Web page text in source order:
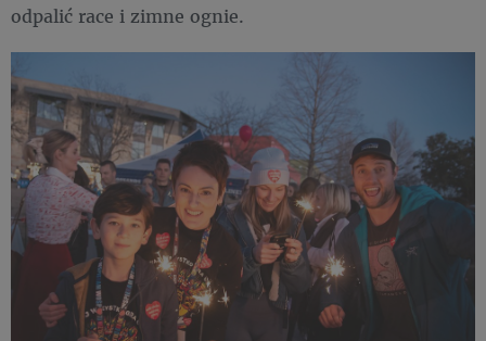
odpalić race i zimne ognie.